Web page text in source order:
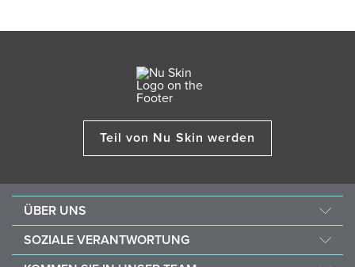
Teil von Nu Skin werden
ÜBER UNS
Jobs & Karriere
SOZIALE VERANTWORTUNG